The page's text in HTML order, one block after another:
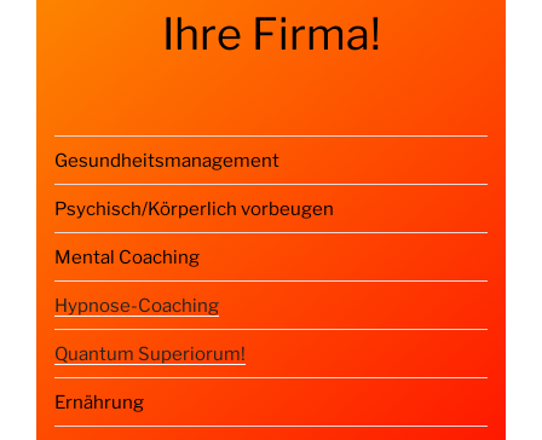
Ihre Firma!
Gesundheitsmanagement
Psychisch/Körperlich vorbeugen
Mental Coaching
Hypnose-Coaching
Quantum Superiorum!
Ernährung